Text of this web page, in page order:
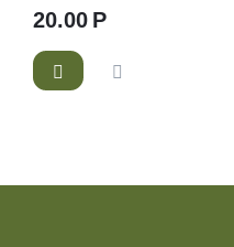
20.00 Р